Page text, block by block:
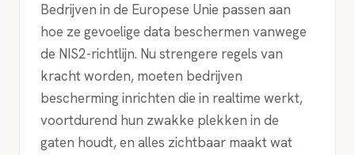
Bedrijven in de Europese Unie passen aan
hoe ze gevoelige data beschermen vanwege
de NIS2-richtlijn. Nu strengere regels van
kracht worden, moeten bedrijven
bescherming inrichten die in realtime werkt,
voortdurend hun zwakke plekken in de
gaten houdt, en alles zichtbaar maakt wat